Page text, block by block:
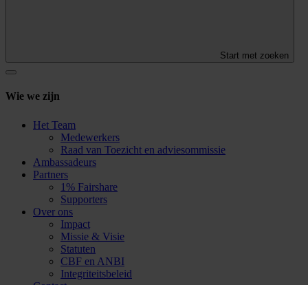
Start met zoeken
Wie we zijn
Het Team
Medewerkers
Raad van Toezicht en adviesommissie
Ambassadeurs
Partners
1% Fairshare
Supporters
Over ons
Impact
Missie & Visie
Statuten
CBF en ANBI
Integriteitsbeleid